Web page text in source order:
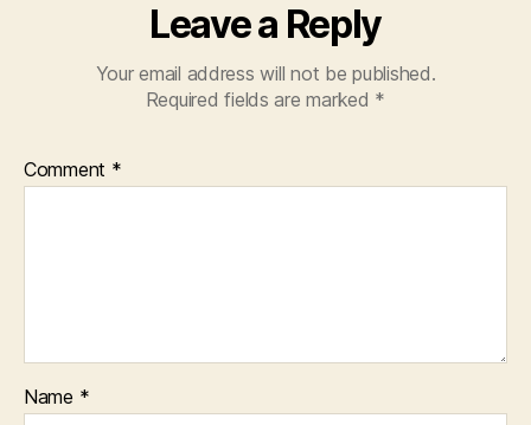
Leave a Reply
Your email address will not be published.
Required fields are marked *
Comment *
Name *